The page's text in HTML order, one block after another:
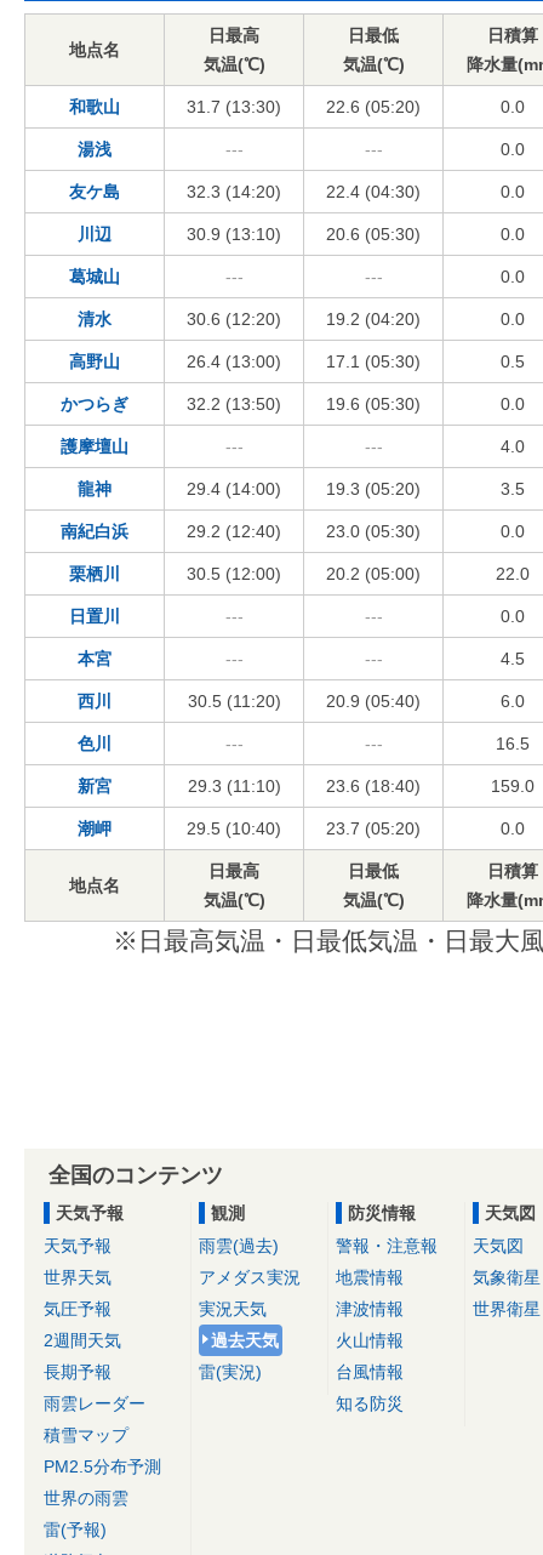
地点名
日最高
気温(℃)
日最低
気温(℃)
日積算
降水量
和歌山 31.7 (13:30) 22.6 (05:20) 0.0
湯浅 --- --- 0.0
友ケ島 32.3 (14:20) 22.4 (04:30) 0.0
川辺 30.9 (13:10) 20.6 (05:30) 0.0
葛城山 --- --- 0.0
清水 30.6 (12:20) 19.2 (04:20) 0.0
高野山 26.4 (13:00) 17.1 (05:30) 0.5
かつらぎ 32.2 (13:50) 19.6 (05:30) 0.0
護摩壇山 --- --- 4.0
龍神 29.4 (14:00) 19.3 (05:20) 3.5
南紀白浜 29.2 (12:40) 23.0 (05:30) 0.0
栗栖川 30.5 (12:00) 20.2 (05:00) 22.0
日置川 --- --- 0.0
本宮 --- --- 4.5
西川 30.5 (11:20) 20.9 (05:40) 6.0
色川 --- --- 16.5
新宮 29.3 (11:10) 23.6 (18:40) 159.0
潮岬 29.5 (10:40) 23.7 (05:20) 0.0
地点名
日最高
気温(℃)
日最低
気温(℃)
日積算
降水量
※日最高気温・日最低気温・日最大
全国のコンテンツ
天気予報
天気予報
世界天気
気圧予報
2週間天気
長期予報
雨雲レーダー
積雪マップ
PM2.5分布予測
世界の雨雲
雷(予報)
観測
雨雲(過去)
アメダス実況
実況天気
過去天気
雷(実況)
防災情報
警報・注意報
地震情報
津波情報
火山情報
台風情報
知る防災
天気図
天気図
気象衛星
世界衛星